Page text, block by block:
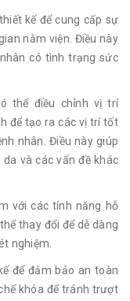
kế để cung cấp sự
nằm viện. Điều này
có tình trạng sức
thể điều chỉnh vị trí
để tạo ra các vị trí tốt
nhân. Điều này giúp
và các vấn đề khác
với các tính năng hỗ
thay đổi để dễ dàng
nghiệm.
để đảm bảo an toàn
khóa để tránh trượt